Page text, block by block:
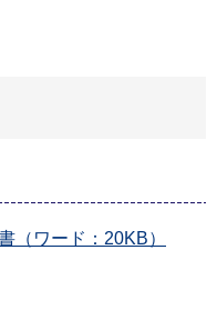
（ワード：20KB）